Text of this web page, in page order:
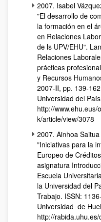
2007. Isabel
"El desarrollo de
la formación en el
en Relaciones
de ls UPV/EHU".
Relaciones
prácticas
y Recursos
2007-II, pp. 139-
Universidad del
http://
k/article/view/3078
2007. Ainhoa
"Iniciativas para la
Europeo de
asignatura
Escuela
la Universidad del
Trabajo. ISSN:
Universidad de
http://